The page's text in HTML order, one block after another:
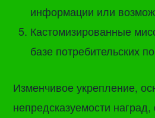
информации или
Кастомизированные
базе потребительских
Изменчивое укрепление,
непредсказуемости